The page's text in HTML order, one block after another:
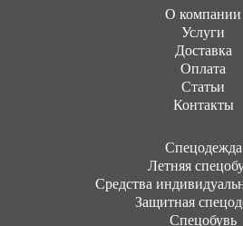
О компании
Услуги
Доставка
Оплата
Статьи
Контакты
Cпецодежда
Летняя
Средства
Защитная
Спецобувь